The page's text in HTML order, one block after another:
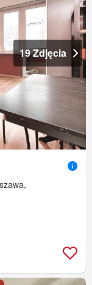
19 Zdjęcia